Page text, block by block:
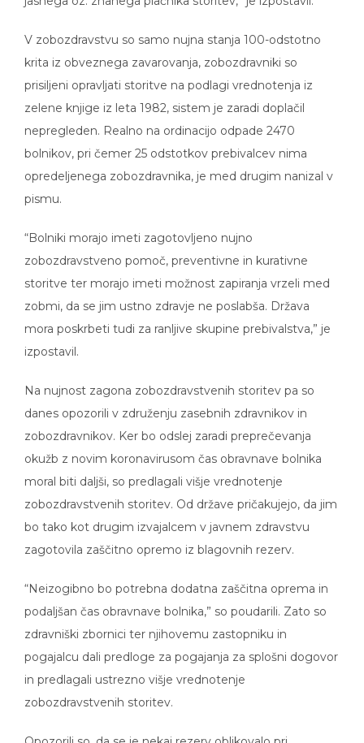
krita iz obveznega zavarovanja, zobozdravniki so
prisiljeni opravljati storitve na podlagi vrednotenja iz
zelene knjige iz leta 1982, sistem je zaradi doplačil
nepregleden. Realno na ordinacijo odpade 2470
bolnikov, pri čemer 25 odstotkov prebivalcev nima
opredeljenega zobozdravnika, je med drugim nanizal v
pismu.
zobozdravstveno pomoč, preventivne in kurativne
storitve ter morajo imeti možnost zapiranja vrzeli med
zobmi, da se jim ustno zdravje ne poslabša. Država
mora poskrbeti tudi za ranljive skupine prebivalstva,” je
izpostavil.
danes opozorili v združenju zasebnih zdravnikov in
zobozdravnikov. Ker bo odslej zaradi preprečevanja
okužb z novim koronavirusom čas obravnave bolnika
zobozdravstvenih storitev. Od države pričakujejo, da jim
bo tako kot drugim izvajalcem v javnem zdravstvu
zagotovila zaščitno opremo iz blagovnih rezerv.
podaljšan čas obravnave bolnika,” so poudarili. Zato so
zdravniški zbornici ter njihovemu zastopniku in
pogajalcu dali predloge za pogajanja za splošni dogovor
in predlagali ustrezno višje vrednotenje
zobozdravstvenih storitev.